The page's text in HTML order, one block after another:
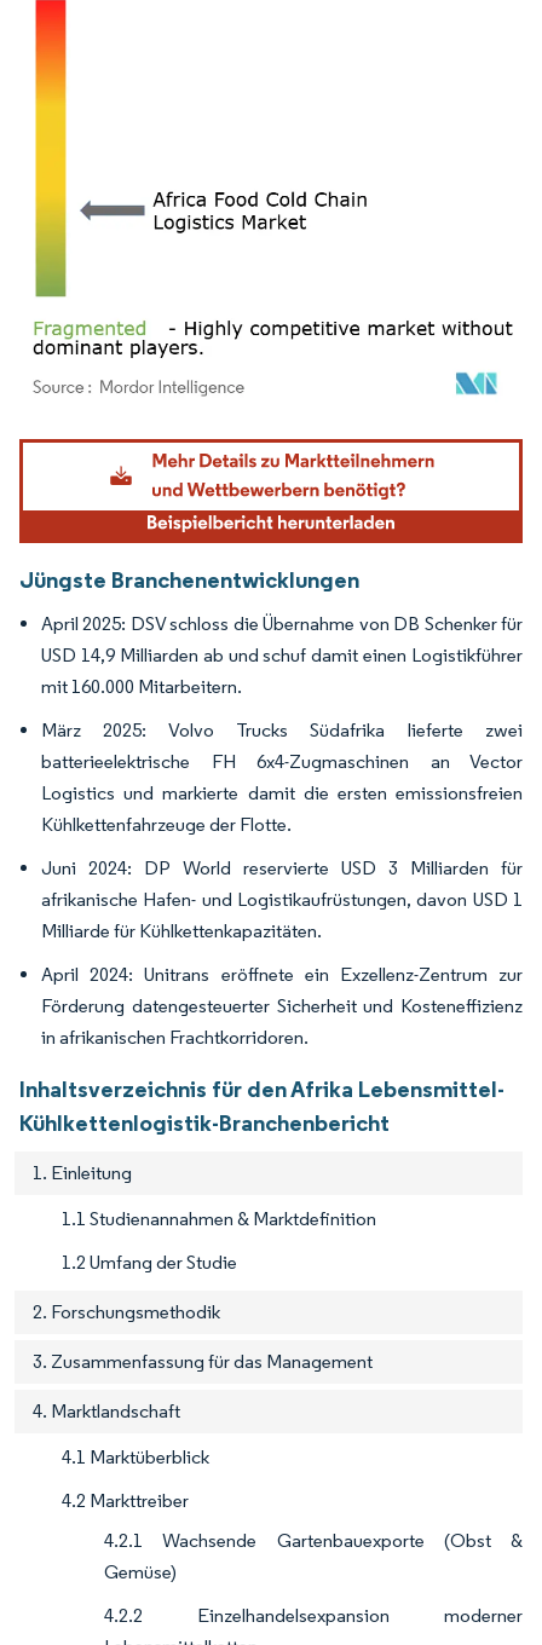
Bild © Mordor Intelligence. Wiederverwendung erfordert Namensnennung gemäß
Jüngste Branchenentwicklungen
April 2025: DSV schloss die Übernahme von DB Schenker für
USD 14,9 Milliarden ab und schuf damit einen Logistikführer
mit 160.000 Mitarbeitern.
März 2025: Volvo Trucks Südafrika lieferte zwei
batterieelektrische FH 6x4-Zugmaschinen an Vector
Logistics und markierte damit die ersten emissionsfreien
Kühlkettenfahrzeuge der Flotte.
Juni 2024: DP World reservierte USD 3 Milliarden für
afrikanische Hafen- und Logistikaufrüstungen, davon USD 1
Milliarde für Kühlkettenkapazitäten.
April 2024: Unitrans eröffnete ein Exzellenz-Zentrum zur
Förderung datengesteuerter Sicherheit und Kosteneffizienz
in afrikanischen Frachtkorridoren.
Inhaltsverzeichnis für den Afrika Lebensmittel-
Kühlkettenlogistik-Branchenbericht
1. Einleitung
1.1 Studienannahmen & Marktdefinition
1.2 Umfang der Studie
2. Forschungsmethodik
3. Zusammenfassung für das Management
4. Marktlandschaft
4.1 Marktüberblick
4.2 Markttreiber
4.2.1 Wachsende Gartenbauexporte (Obst &
Gemüse)
4.2.2 Einzelhandelsexpansion moderner